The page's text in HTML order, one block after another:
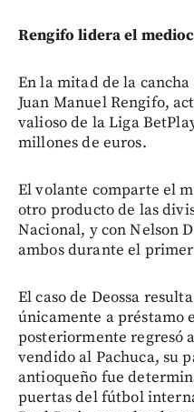
Rengifo lidera el
En la mitad de la
Juan Manuel Rengifo,
valioso de la Liga
millones de euros.
El volante comparte el
otro producto de las
Nacional, y con Nelson
ambos durante el
El caso de Deossa
únicamente a préstamo
posteriormente regresó
vendido al Pachuca, su
antioqueño fue
puertas del fútbol